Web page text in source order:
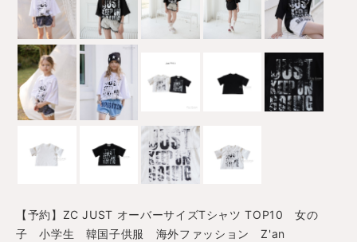
【予約】ZC JUST オーバーサイズTシャツ TOP10 女の
子 小学生 韓国子供服 海外ファッション Z'an